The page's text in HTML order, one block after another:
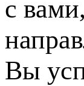
с
Вы